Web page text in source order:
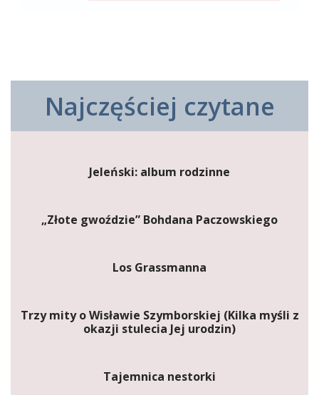
Najczęściej czytane
Jeleński: album rodzinne
„Złote gwoździe” Bohdana Paczowskiego
Los Grassmanna
Trzy mity o Wisławie Szymborskiej (Kilka myśli z
okazji stulecia Jej urodzin)
Tajemnica nestorki